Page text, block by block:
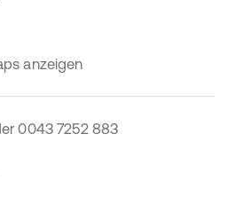
anzeigen
0043 7252 883